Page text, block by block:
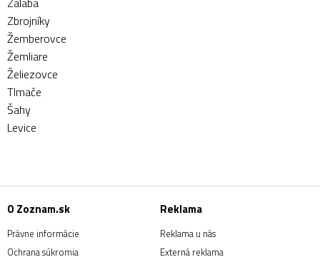
Zbrojníky
Žemberovce
Žemliare
Želiezovce
Tlmače
Šahy
Levice
O Zoznam.sk
Právne informácie
Ochrana súkromia
Reklama
Reklama u nás
Externá reklama